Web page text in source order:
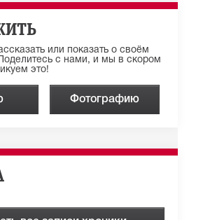
или показать о своём
с нами, и мы в скором
это!
Фотографию